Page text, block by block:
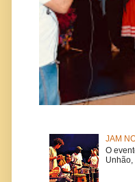
JAM
O
Unhão,